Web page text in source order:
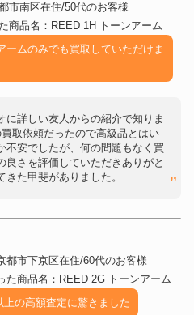
市南区在住/50代のお客様
商品名：REED 1H トーンアーム
ームのみでも買取していただけま
に詳しい友人からの紹介で知りま
取依頼だったので高級品とはい
不安でしたが、何の問題もなく買
良さを評価していただきありがと
た甲斐がありました。
都市下京区在住/60代のお客様
た商品名：REED 2G トーンアーム
上の高額査定に驚きました